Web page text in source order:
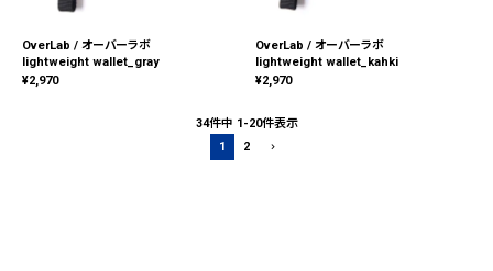
OverLab / オーバーラボ
lightweight wallet_gray
¥2,970
OverLab / オーバーラボ
lightweight wallet_kahki
¥2,970
34件中 1-20件表示
1
2